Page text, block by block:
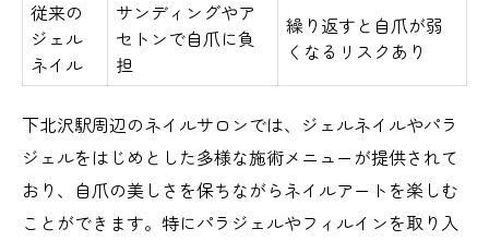
従来の
ジェル
ネイル
サンディングやア
セトンで自爪に負
担
繰り返すと自爪が弱
くなるリスクあり
下北沢駅周辺のネイルサロンでは、ジェルネイルやパラ
ジェルをはじめとした多様な施術メニューが提供されて
おり、自爪の美しさを保ちながらネイルアートを楽しむ
ことができます。特にパラジェルやフィルインを取り入